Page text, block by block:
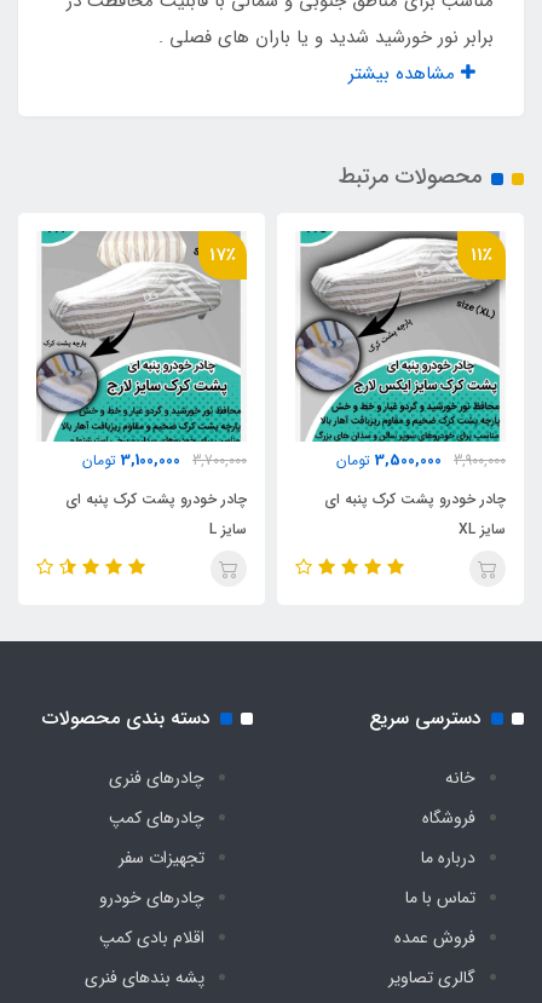
دارد
دارد
خاصیت ضد گرد و غبار
دارد
زیپ درب ورودی
دارد
برابر نور خورشید شدید و یا باران های فصلی .
مشاهده بیشتر
محصولات مرتبط
11٪
3,900,000
3,500,000 تومان
چادر خودرو پشت کرک پنبه ای
سایز XL
17٪
3,700,000
3,100,000 تومان
چادر خودرو پشت کرک پنبه ای
سایز L
دسترسی سریع
خانه
فروشگاه
درباره ما
تماس با ما
فروش عمده
گالری تصاویر
دسته بندی محصولات
چادرهای فنری
چادرهای کمپ
تجهیزات سفر
چادرهای خودرو
اقلام بادی کمپ
پشه‌ بندهای فنری